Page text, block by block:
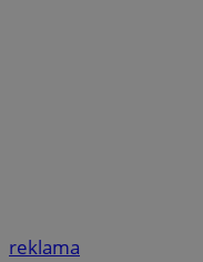
reklama